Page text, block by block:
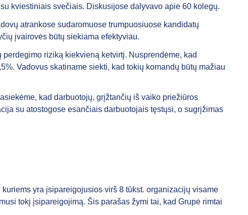
kviestiniais svečiais. Diskusijose dalyvavo apie 60 kolegų.
atrankose sudaromuose trumpuosiuose kandidatų
įvairovės būtų siekiama efektyviau.
riziką kiekvieną ketvirtį. Nusprendėme, kad
Vadovus skatiname siekti, kad tokių komandų būtų mažiau
kad darbuotojų, grįžtančių iš vaiko priežiūros
su atostogose esančiais darbuotojais tęstųsi, o sugrįžimas
yra įsipareigojusios virš 8 tūkst. organizacijų visame
tokį įsipareigojimą. Šis parašas žymi tai, kad Grupė rimtai